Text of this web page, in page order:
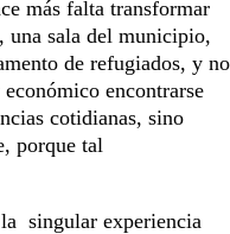
más falta transformar
una sala del municipio,
de refugiados, y no
encontrarse
cotidianas, sino
porque tal
singular experiencia